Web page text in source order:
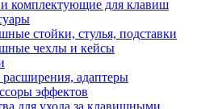
комплектующие для клавиш
стойки, стулья, подставки
чехлы и кейсы
адаптеры
эффектов
для ухода за клавишными